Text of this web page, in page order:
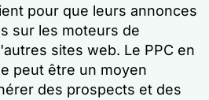
pour que leurs annonces
sur les moteurs de
sites web. Le PPC en
peut être un moyen
des prospects et des